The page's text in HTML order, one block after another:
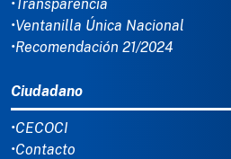
•Transparencia
•Ventanilla Única Nacional
•Recomendación 21/2024
Ciudadano
•CECOCI
•Contacto